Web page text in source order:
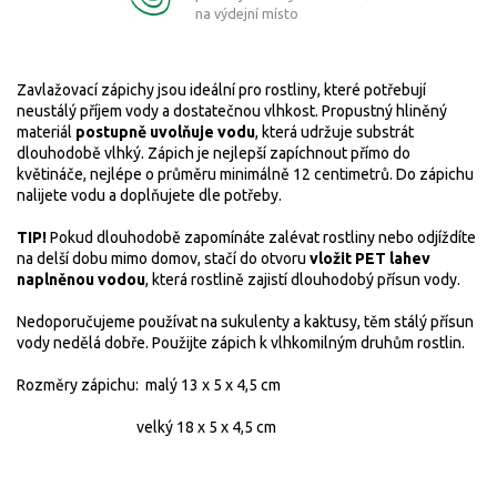
na výdejní místo
Zavlažovací zápichy jsou ideální pro rostliny, které potřebují
neustálý příjem vody a dostatečnou vlhkost. Propustný hliněný
materiál postupně uvolňuje vodu, která udržuje substrát
dlouhodobě vlhký. Zápich je nejlepší zapíchnout přímo do
květináče, nejlépe o průměru minimálně 12 centimetrů. Do zápichu
nalijete vodu a doplňujete dle potřeby.
TIP!Pokud dlouhodobě zapomínáte zalévat rostliny nebo odjíždíte
na delší dobu mimo domov, stačí do otvoru vložit PET lahev
naplněnou vodou, která rostlině zajistí dlouhodobý přísun vody.
Nedoporučujeme používat na sukulenty a kaktusy, těm stálý přísun
vody nedělá dobře. Použijte zápich k vlhkomilným druhům rostlin.
Rozměry zápichu: malý 13 x 5 x 4,5 cm
velký 18 x 5 x 4,5 cm